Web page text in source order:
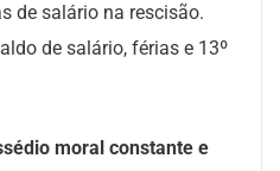
de salário na rescisão.
de salário, férias e 13º
moral constante e